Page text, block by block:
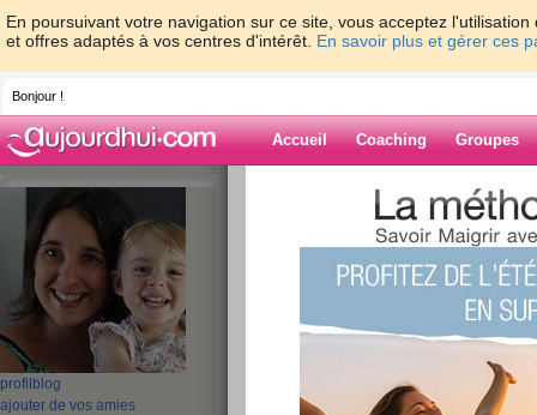
En poursuivant votre navigation sur ce site, vous acceptez
et offres adaptés à vos centres d'intérêt. En savoir plus et gérer ces
Bonjour !
Accueil Coaching Groupes
profil blog
ajouter de vos amies
>
Blog de
21 - 30 31 - 40 41 - 50 51 -